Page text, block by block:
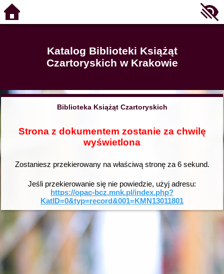
Katalog Biblioteki Książąt
Czartoryskich w Krakowie
Biblioteka Książąt Czartoryskich
Strona z dokumentem zostanie za chwilę
wyświetlona
Zostaniesz przekierowany na właściwą stronę za 6sekund.
Jeśli przekierowanie się nie powiedzie, użyj adresu:
https://opac-bcz.mnk.pl/index.php?
KatID=0&typ=record&001=KMN13011801